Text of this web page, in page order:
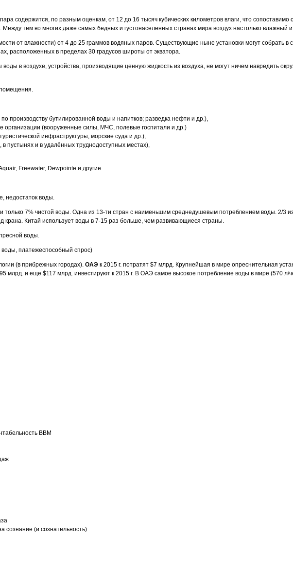
содержится, по разным оценкам, от 12 до 16 тысяч кубических километров влаги, что
тем во многих даже самых бедных и густонаселенных странах мира воздух настолько влажный
от влажности) от 4 до 25 граммов водяных паров. Существующие ныне установки могут собрать
расположенных в пределах 30 градусов широты от экватора.
в воздухе, устройства, производящие ценную жидкость из воздуха, не могут ничем навредить
помещения.
производству бутилированной воды и напитков; разведка нефти и др.),
организации (вооруженные силы, МЧС, полевые госпитали и др.)
инфраструктуры, морские суда и др.),
пустынях и в удалённых труднодоступных местах),
Freewater, Dewpointe и другие.
недостаток воды.
7% чистой воды. Одна из 13-ти стран с наименьшим среднедушевым потреблением воды. 2/3
крана. Китай использует воды в 7-15 раз больше, чем развивающиеся страны.
воды.
воды, платежеспособный спрос)
(в прибрежных городах). ОАЭ к 2015 г. потратят $7 млрд. Крупнейшая в мире опреснительная
млрд. и еще $117 млрд. инвестируют к 2015 г. В ОАЭ самое высокое потребление воды в мире (570 л/
ВВМ
сознание (и сознательность)